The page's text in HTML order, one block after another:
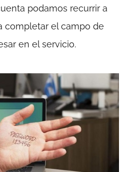
podamos recurrir a
completar el campo de
en el servicio.